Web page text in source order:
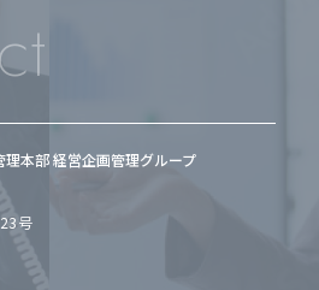
理本部 経営企画管理グループ
号